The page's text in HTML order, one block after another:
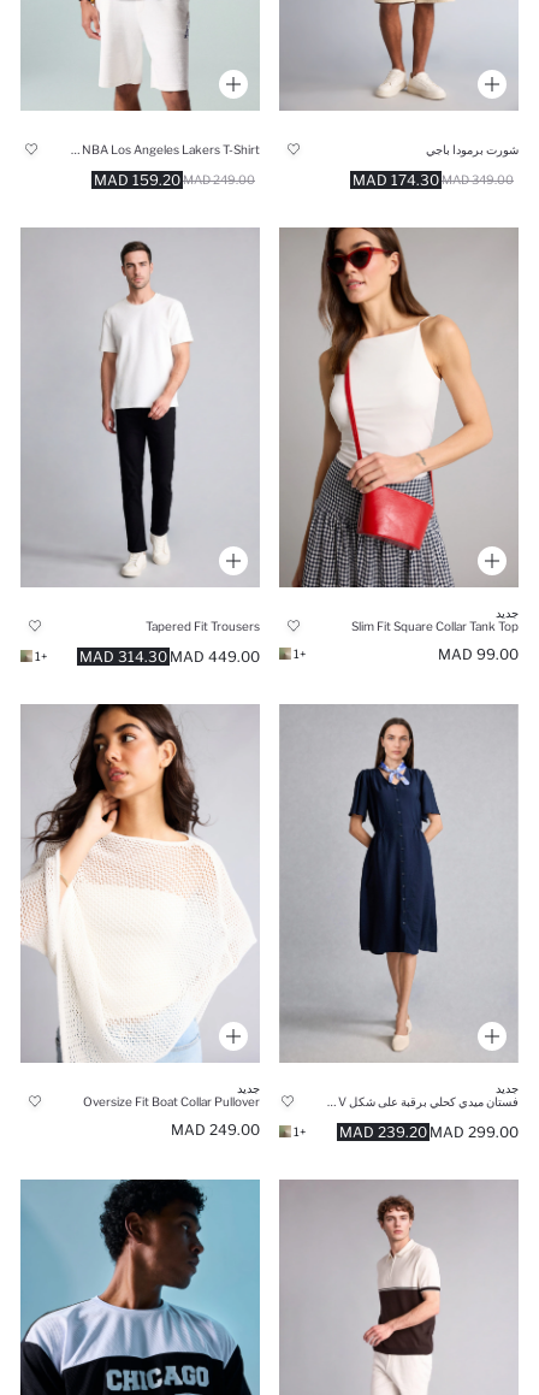
شورت برمودا باجي
174.30 MAD 349.00 MAD
159.20 MAD 249.00 MAD
جديد
Slim Fit Square Collar Tank Top
99.00 MAD
+1
Tapered Fit Trousers
314.30 MAD 449.00 MAD
+1
جديد
239.20 MAD 299.00 MAD
+1
جديد
Oversize Fit Boat Collar Pullover
249.00 MAD